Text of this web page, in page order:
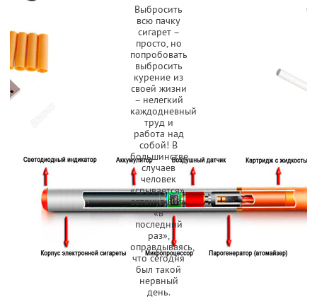
Выбросить
всю пачку
сигарет –
просто, но
попробовать
выбросить
курение из
своей жизни
– нелегкий
каждодневный
труд и
работа над
собой! В
большинстве
случаев
человек
«срывается»,
затянувшись
«в
последний
раз»,
оправдываясь,
что сегодня
был такой
нервный
день.